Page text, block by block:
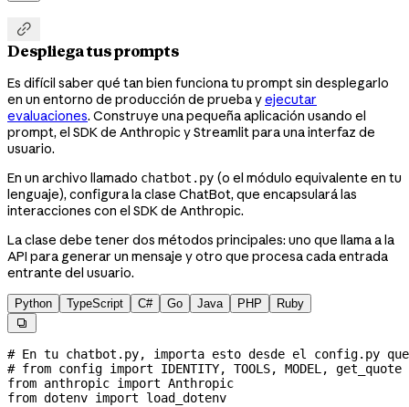

Despliega tus prompts
Es difícil saber qué tan bien funciona tu prompt sin desplegarlo
en un entorno de producción de prueba yejecutar
evaluaciones. Construye una pequeña aplicación usando el
prompt, el SDK de Anthropic y Streamlit para una interfaz de
usuario.
En un archivo llamado chatbot.py (o el módulo equivalente en tu
lenguaje), configura la clase ChatBot, que encapsulará las
interacciones con el SDK de Anthropic.
La clase debe tener dos métodos principales: uno que llama a la
API para generar un mensaje y otro que procesa cada entrada
entrante del usuario.
Python TypeScript C# Go Java PHP Ruby

# En tu chatbot.py, importa esto desde el config.py
# from config import IDENTITY, TOOLS, MODEL, get_quote
from anthropic import Anthropic
from dotenv import load_dotenv